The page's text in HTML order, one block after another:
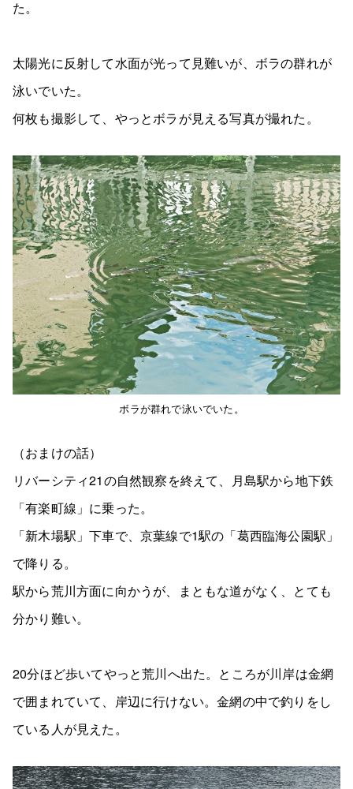
た。
太陽光に反射して水面が光って見難いが、ボラの群れが
泳いでいた。
何枚も撮影して、やっとボラが見える写真が撮れた。
ボラが群れで泳いでいた。
（おまけの話）
リバーシティ21の自然観察を終えて、月島駅から地下鉄
「有楽町線」に乗った。
「新木場駅」下車で、京葉線で1駅の「葛西臨海公園駅」
で降りる。
駅から荒川方面に向かうが、まともな道がなく、とても
分かり難い。
20分ほど歩いてやっと荒川へ出た。ところが川岸は金網
で囲まれていて、岸辺に行けない。金網の中で釣りをし
ている人が見えた。